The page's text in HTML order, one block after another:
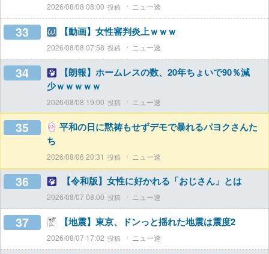
2026/08/08 08:00 ニュー速
33 【動画】女性審判炎上ｗｗｗ
2026/08/08 07:58 ニュー速
34
【朗報】ホームレスの数、20年ちょいで90％減
少ｗｗｗｗｗ
2026/08/08 19:00 ニュー速
35
平和の日に黙祷もせずデモで暴れるパヨクさんた
ち
2026/08/06 20:31 ニュー速
36 【令和版】女性に好かれる「おじさん」とは
2026/08/07 08:00 ニュー速
37 【地震】東京、ドンっと揺れた地震は震度2
2026/08/07 17:02 ニュー速